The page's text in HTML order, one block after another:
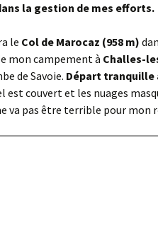
la gestion de mes efforts.
le Col de Marocaz (958 m)
mon campement à Challes-
de Savoie. Départ tranquille
est couvert et les nuages
va pas être terrible pour mon